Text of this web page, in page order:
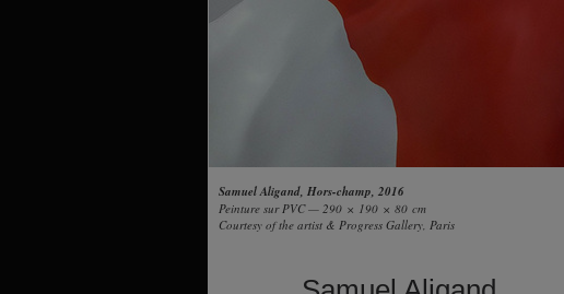
Samuel Aligand, Hors-champ, 2016
Peinture sur PVC — 290 × 190 × 80 cm
Courtesy of the artist & Progress Gallery, Paris